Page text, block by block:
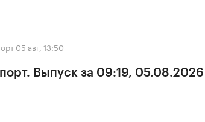
05 авг, 13:50
Выпуск за 09:19, 05.08.2026